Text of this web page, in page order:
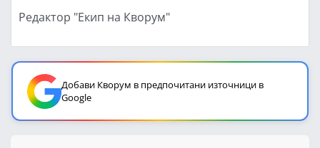
Редактор "Екип на Кворум"
Добави Кворум в предпочитани източници в
Google